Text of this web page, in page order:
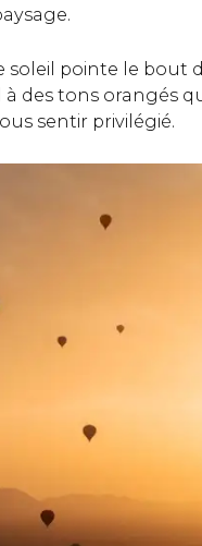
pointe le bout
des tons orangés
sentir privilégié.